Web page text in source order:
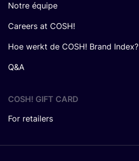
Notre équipe
Careers at COSH!
Hoe werkt de COSH! Brand Index?
Q&A
COSH! GIFT CARD
For retailers